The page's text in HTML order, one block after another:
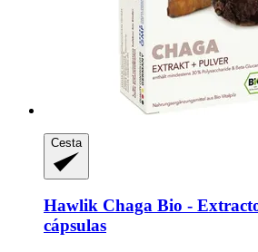
Cesta
Hawlik Chaga Bio -​
cápsulas